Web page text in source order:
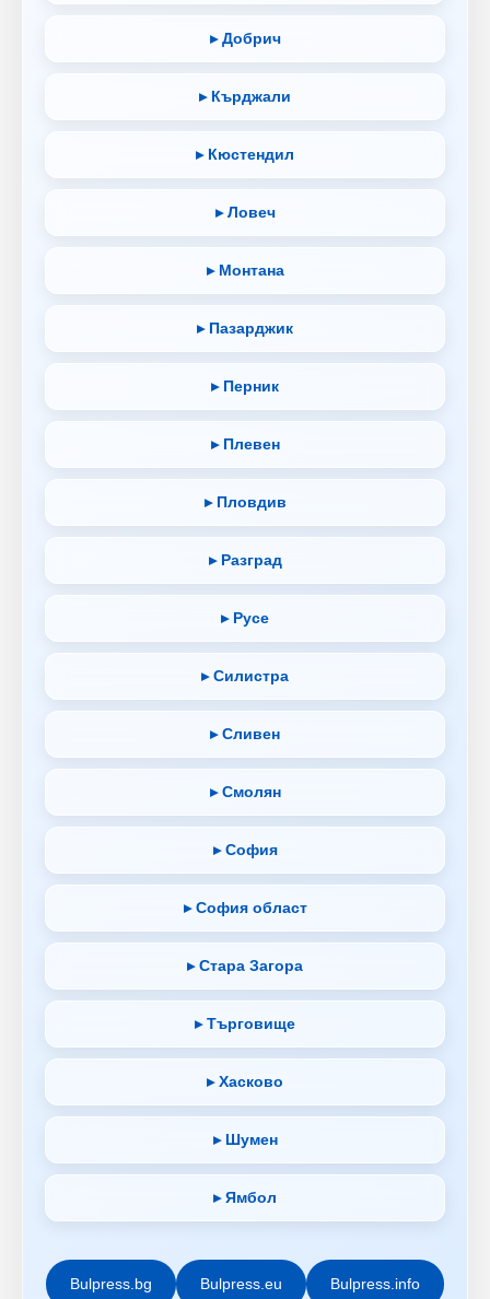
▸ Добрич
▸ Кърджали
▸ Кюстендил
▸ Ловеч
▸ Монтана
▸ Пазарджик
▸ Перник
▸ Плевен
▸ Пловдив
▸ Разград
▸ Русе
▸ Силистра
▸ Сливен
▸ Смолян
▸ София
▸ София област
▸ Стара Загора
▸ Търговище
▸ Хасково
▸ Шумен
▸ Ямбол
Bulpress.bg Bulpress.eu Bulpress.info